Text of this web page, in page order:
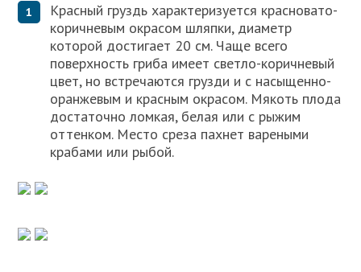
Красный груздь характеризуется красновато-
коричневым окрасом шляпки, диаметр
которой достигает 20 см. Чаще всего
поверхность гриба имеет светло-коричневый
цвет, но встречаются грузди и с насыщенно-
оранжевым и красным окрасом. Мякоть плода
достаточно ломкая, белая или с рыжим
оттенком. Место среза пахнет вареными
крабами или рыбой.